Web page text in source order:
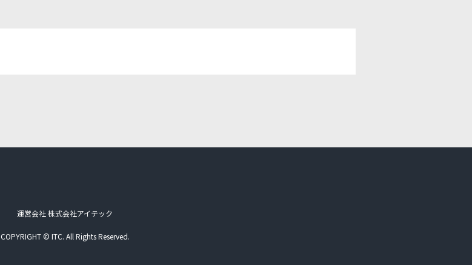
運営会社 株式会社アイテック
COPYRIGHT © ITC. All Rights Reserved.